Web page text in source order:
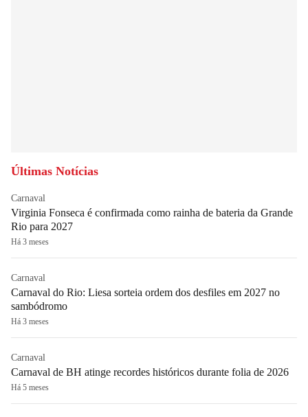
Últimas Notícias
Carnaval
Virginia Fonseca é confirmada como rainha de bateria da Grande
Rio para 2027
Há 3 meses
Carnaval
Carnaval do Rio: Liesa sorteia ordem dos desfiles em 2027 no
sambódromo
Há 3 meses
Carnaval
Carnaval de BH atinge recordes históricos durante folia de 2026
Há 5 meses